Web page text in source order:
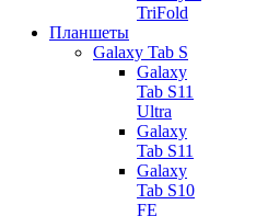
TriFold
Планшеты
Galaxy Tab S
Galaxy
Tab S11
Ultra
Galaxy
Tab S11
Galaxy
Tab S10
FE